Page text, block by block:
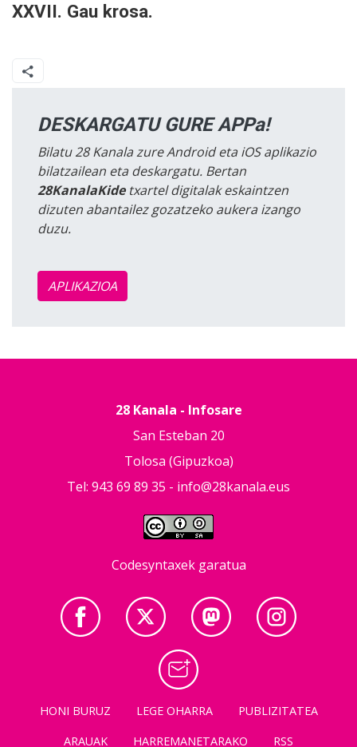
XXVII. Gau krosa.
DESKARGATU GURE APPa!
Bilatu 28 Kanala zure Android eta iOS aplikazio
bilatzailean eta deskargatu. Bertan
28KanalaKidetxartel digitalak eskaintzen
dizuten abantailez gozatzeko aukera izango
duzu.
APLIKAZIOA
28 Kanala - Infosare
San Esteban 20
Tolosa (Gipuzkoa)
Tel: 943 69 89 35 - info@28kanala.eus
Codesyntaxek garatua
HONI BURUZ LEGE OHARRA
PUBLIZITATEA
ARAUAK
HARREMANETARAKO RSS